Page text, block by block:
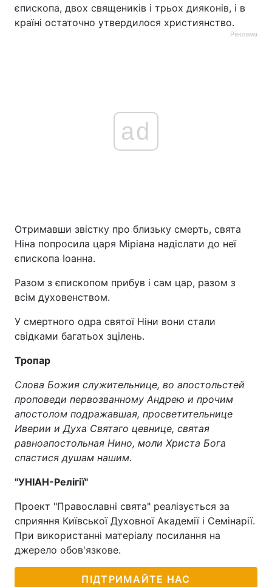
єпископа, двох священиків і трьох дияконів, і в
країні остаточно утвердилося християнство.
Реклама
ad
Отримавши звістку про близьку смерть, свята
Ніна попросила царя Міріана надіслати до неї
єпископа Іоанна.
Разом з єпископом прибув і сам цар, разом з
всім духовенством.
У смертного одра святої Ніни вони стали
свідками багатьох зцілень.
Тропар
Слова Божия служительнице, во апостольстей
проповеди первозванному Андрею и прочим
апостолом подражавшая, просветительнице
Иверии и Духа Святаго цевнице, святая
равноапостольная Нино, моли Христа Бога
спастися душам нашим.
"УНІАН-Релігії"
Проект "Православні свята" реалізується за
сприяння Київської Духовної Академії і Семінарії.
При використанні матеріалу посилання на
джерело обов'язкове.
ПІДТРИМАЙТЕ НАС